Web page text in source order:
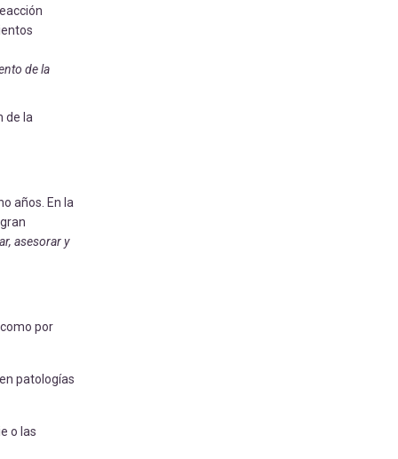
de la
de la
años. En la
asesorar y
por
patologías
o las